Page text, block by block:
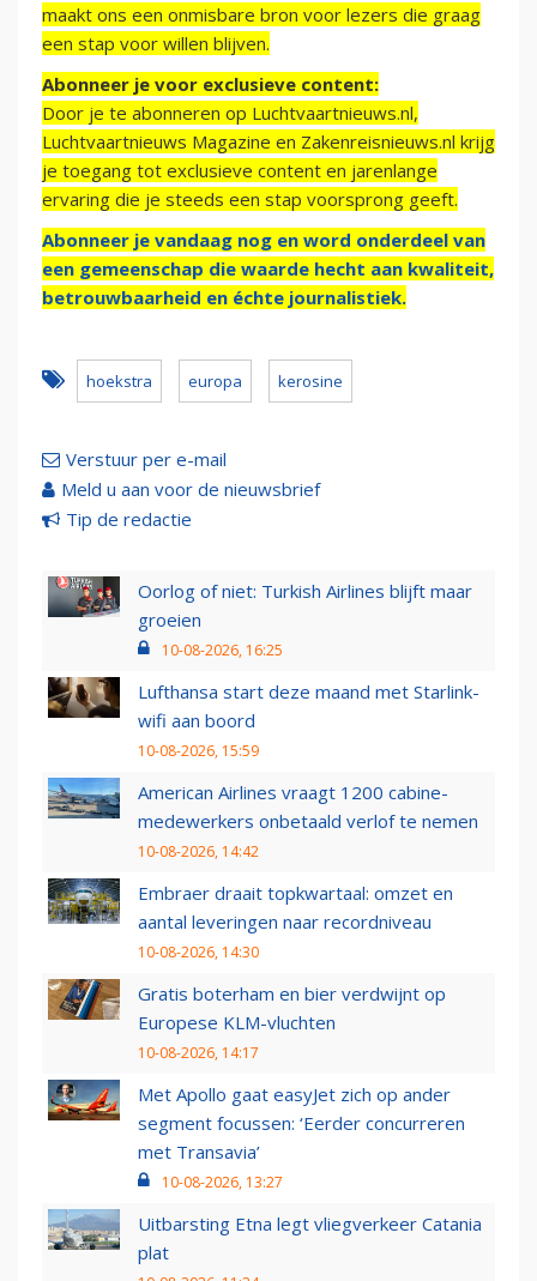
maakt ons een onmisbare bron voor lezers die graag
een stap voor willen blijven.
Abonneer je voor exclusieve content:
Door je te abonneren op Luchtvaartnieuws.nl,
Luchtvaartnieuws Magazine en Zakenreisnieuws.nl krijg
je toegang tot exclusieve content en jarenlange
ervaring die je steeds een stap voorsprong geeft.
Abonneer je vandaag nog en word onderdeel van
een gemeenschap die waarde hecht aan kwaliteit,
betrouwbaarheid en échte journalistiek.
hoekstra europa kerosine
Verstuur per e-mail
Meld u aan voor de nieuwsbrief
Tip de redactie
Oorlog of niet: Turkish Airlines blijft maar
groeien
10-08-2026, 16:25
Lufthansa start deze maand met Starlink-
wifi aan boord
10-08-2026, 15:59
American Airlines vraagt 1200 cabine-
medewerkers onbetaald verlof te nemen
10-08-2026, 14:42
Embraer draait topkwartaal: omzet en
aantal leveringen naar recordniveau
10-08-2026, 14:30
Gratis boterham en bier verdwijnt op
Europese KLM-vluchten
10-08-2026, 14:17
Met Apollo gaat easyJet zich op ander
segment focussen: ‘Eerder concurreren
met Transavia’
10-08-2026, 13:27
Uitbarsting Etna legt vliegverkeer Catania
plat